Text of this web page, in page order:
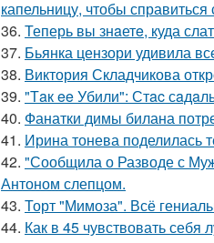
капельницу, чтобы
36. Теперь вы знaетe, куда
37. Бьянка цензори удивила
38. Виктория Складчикова
39. "Тaк ee Убили": Стac
40. Фанатки димы билана
41. Ирина тонева поделилась
42. "Сообщила о Разводе с
Антоном слепцом.
43. Торт "Мимоза". Всё
44. Как в 45 чувствовать себя